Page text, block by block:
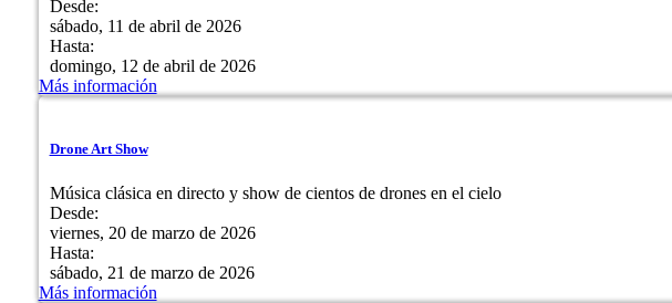
Desde:
sábado, 11 de abril de 2026
Hasta:
domingo, 12 de abril de 2026
Más información
Drone Art Show
Música clásica en directo y show de cientos de drones en el cielo
Desde:
viernes, 20 de marzo de 2026
Hasta:
sábado, 21 de marzo de 2026
Más información